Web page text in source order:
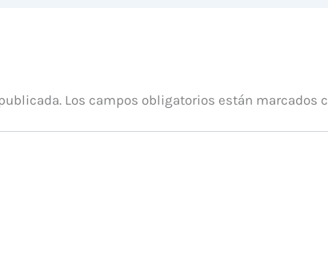
Los campos obligatorios están marcados